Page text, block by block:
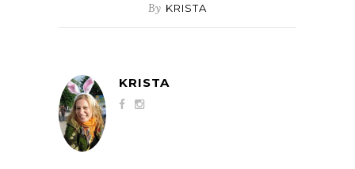
By KRISTA
KRISTA